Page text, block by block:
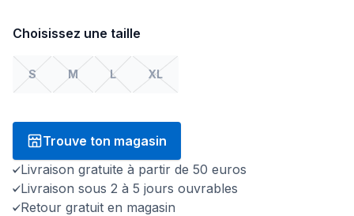
Choisissez une taille
S M L XL
Trouve ton magasin
Livraison gratuite à partir de 50 euros
Livraison sous 2 à 5 jours ouvrables
Retour gratuit en magasin